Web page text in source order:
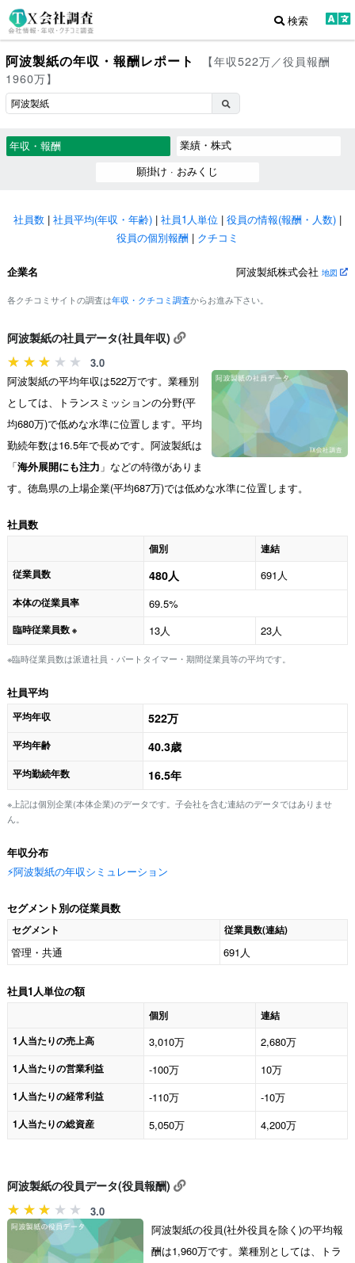
検索
阿波製紙の年収・報酬レポート
【年収522万／役員報酬
1960万】
年収・報酬
業績・株式
願掛け · おみくじ
社員数 | 社員平均(年収・年齢) | 社員1人単位 | 役員の情報(報酬・人数) |
役員の個別報酬 | クチコミ
企業名 阿波製紙株式会社 地図
各クチコミサイトの調査は年収・クチコミ調査からお進み下さい。
阿波製紙の社員データ(社員年収)
3.0
阿波製紙の平均年収は522万です。業種別
としては、トランスミッションの分野(平
均680万)で低めな水準に位置します。平均
勤続年数は16.5年で長めです。阿波製紙は
「海外展開にも注力 」などの特徴がありま
す。徳島県の上場企業(平均687万)では低めな水準に位置します。
社員数
個別
連結
従業員数
480人 691人
本体の従業員率 69.5%
臨時従業員数 ※ 13人 23人
※臨時従業員数は派遣社員・パートタイマー・期間従業員等の平均です。
社員平均
平均年収 522万
平均年齢 40.3歳
平均勤続年数 16.5年
※上記は個別企業(本体企業)のデータです。子会社を含む連結のデータではありませ
ん。
年収分布
⚡️阿波製紙の年収シミュレーション
セグメント別の従業員数
セグメント 従業員数(連結)
管理・共通 691人
社員1人単位の額
個別
連結
1人当たりの売上高
3,010万 2,680万
1人当たりの営業利益 -100万 10万
1人当たりの経常利益 -110万 -10万
1人当たりの総資産 5,050万 4,200万
阿波製紙の役員データ(役員報酬)
3.0
阿波製紙の役員(社外役員を除く)の平均報
酬は1,960万です。業種別としては、トラ